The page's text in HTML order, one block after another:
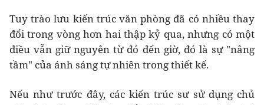
Tuy trào lưu kiến trúc văn phòng đã có nhiều thay
đổi trong vòng hơn hai thập kỷ qua, nhưng có một
điều vẫn giữ nguyên từ đó đến giờ, đó là sự "nâng
tầm" của ánh sáng tự nhiên trong thiết kế.
Nếu như trước đây, các kiến trúc sư sử dụng chủ